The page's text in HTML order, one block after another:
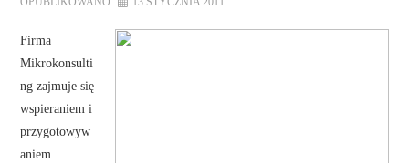
OPUBLIKOWANO 13 STYCZNIA 2011
Firma
Mikrokonsulti
ng zajmuje się
wspieraniem i
przygotowyw
aniem